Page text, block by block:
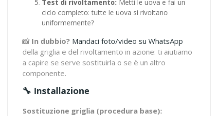
Test di rivoltamento: Metti le uova e fai un
ciclo completo: tutte le uova si rivoltano
uniformemente?
📸 In dubbio? Mandaci foto/video su WhatsApp
della griglia e del rivoltamento in azione: ti aiutiamo
a capire se serve sostituirla o se è un altro
componente.
🔧 Installazione
Sostituzione griglia (procedura base):